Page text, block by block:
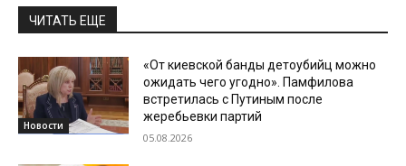
ЧИТАТЬ ЕЩЕ
Новости
«От киевской банды детоубийц можно
ожидать чего угодно». Памфилова
встретилась с Путиным после
жеребьевки партий
05.08.2026